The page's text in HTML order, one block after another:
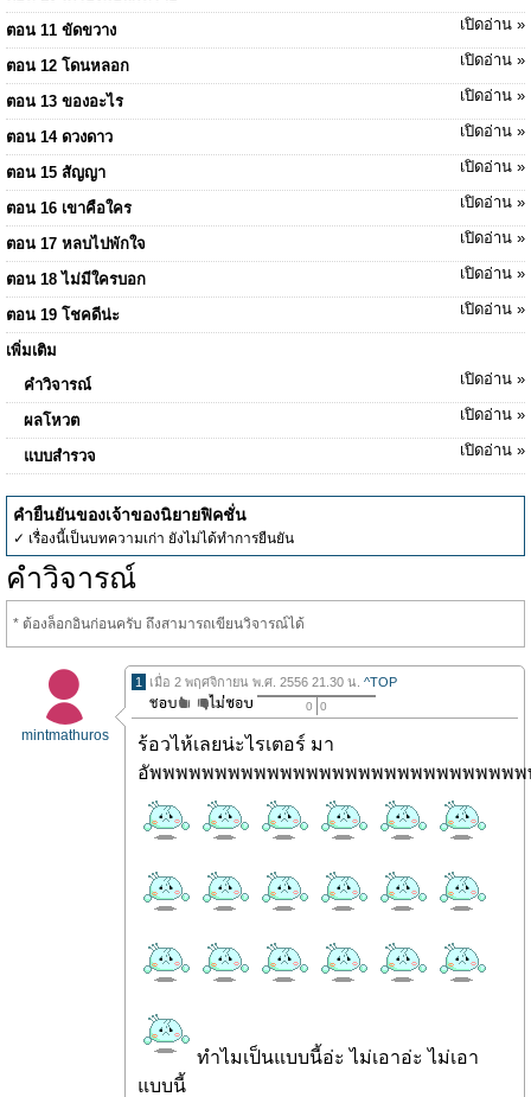
ตอน 11 ขัดขวาง เปิดอ่าน »
ตอน 12 โดนหลอก เปิดอ่าน »
ตอน 13 ของอะไร เปิดอ่าน »
ตอน 14 ดวงดาว เปิดอ่าน »
ตอน 15 สัญญา เปิดอ่าน »
ตอน 16 เขาคือใคร เปิดอ่าน »
ตอน 17 หลบไปพักใจ เปิดอ่าน »
ตอน 18 ไม่มีใครบอก เปิดอ่าน »
ตอน 19 โชคดีน่ะ เปิดอ่าน »
เพิ่มเติม
คำวิจารณ์
เปิดอ่าน »
ผลโหวต เปิดอ่าน »
แบบสำรวจ เปิดอ่าน »
คำยืนยันของเจ้าของนิยายฟิคชั่น
✓ เรื่องนี้เป็นบทความเก่า ยังไม่ได้ทำการยืนยัน
คำวิจารณ์
* ต้องล็อกอินก่อนครับ ถึงสามารถเขียนวิจารณ์ได้
mintmathuros
1 เมื่อ 2 พฤศจิกายน พ.ศ. 2556 21.30 น. ^TOP
0 0
ร้อวไห้เลยน่ะไรเตอร์ มา
อัพพพพพพพพพพพพพพพพพพพพพพพพพพพพ
ทำไมเป็นแบบนี้อ่ะ ไม่เอาอ่ะ ไม่เอา
แบบนี้